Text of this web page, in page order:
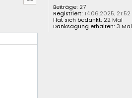
Beiträge: 27
Registriert: 14.06.2025, 21:52
Hat sich bedankt: 22 Mal
Danksagung erhalten: 3 Mal